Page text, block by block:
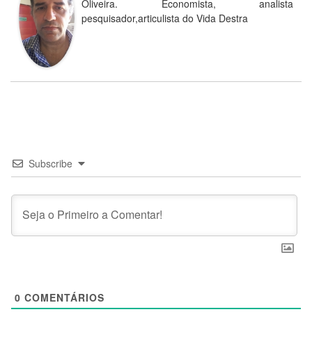
Oliveira. Economista, analista
pesquisador,articulista do Vida Destra
Subscribe
0 COMENTÁRIOS